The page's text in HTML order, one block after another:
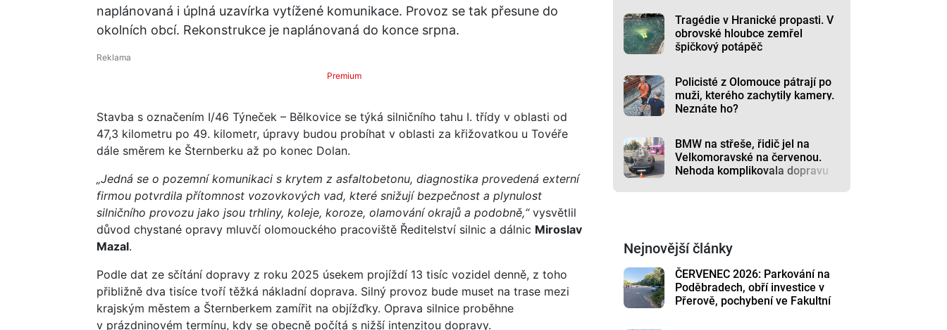
naplánovaná i úplná uzavírka vytížené komunikace. Provoz se tak přesune do
okolních obcí. Rekonstrukce je naplánovaná do konce srpna.
Premium
Stavba s označením I/46 Týneček – Bělkovice se týká silničního tahu I. třídy v oblasti od
47,3 kilometru po 49. kilometr, úpravy budou probíhat v oblasti za křižovatkou u Tovéře
dále směrem ke Šternberku až po konec Dolan.
„Jedná se o pozemní komunikaci s krytem z asfaltobetonu, diagnostika provedená externí
firmou potvrdila přítomnost vozovkových vad, které snižují bezpečnost a plynulost
silničního provozu jako jsou trhliny, koleje, koroze, olamování okrajů a podobně,“vysvětlil
důvod chystané opravy mluvčí olomouckého pracoviště Ředitelství silnic a dálnic Miroslav
Mazal.
Podle dat ze sčítání dopravy z roku 2025 úsekem projíždí 13 tisíc vozidel denně, z toho
přibližně dva tisíce tvoří těžká nákladní doprava. Silný provoz bude muset na trase mezi
krajským městem a Šternberkem zamířit na objížďky. Oprava silnice proběhne
v prázdninovém termínu, kdy se obecně počítá s nižší intenzitou dopravy.
Tragédie v Hranické propasti. V
obrovské hloubce zemřel
špičkový potápěč
Policisté z Olomouce pátrají po
muži, kterého zachytily kamery.
Neznáte ho?
BMW na střeše, řidič jel na
Velkomoravské na červenou.
Nehoda komplikovala dopravu
Nejnovější články
ČERVENEC 2026: Parkování na
Poděbradech, obří investice v
Přerově, pochybení ve Fakultní